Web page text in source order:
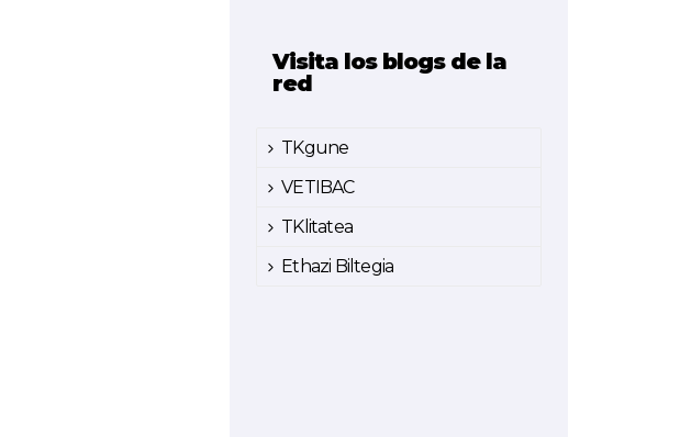
Visita los blogs de la
red
TKgune
VETIBAC
TKlitatea
Ethazi Biltegia